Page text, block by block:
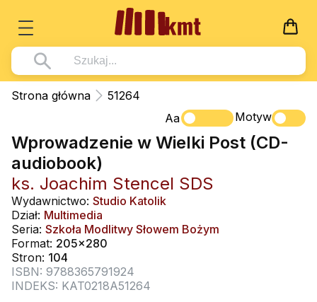
Książki
Wszystko z kategorii - Książki
Pismo Święte
Kościół Katolicki
Duszpasterstwo
Teologia
Życie chrześcijańskie
Duchowość
Literatura piękna
Wszystko z kategorii - Multimedia
DVD
CD-ROM
Muzyka
Rekolekcje i inne na CD
Śpiew i modlitwa
Dla Dzieci
Wszystko z kategorii - Dla Dzieci
Literatura (D)
Płyty, DVD (D)
Podręczniki i pomoce dydaktyczne
Podręczniki
Wszystko z kategorii - Podręczniki
Podręczniki i pomoce dydaktyczne
Zabawa i Nauka
Nowości
Zaloguj się
Strona główna
51264
Aa
Motyw
Wprowadzenie w Wielki Post (CD-
audiobook)
ks. Joachim Stencel SDS
Wydawnictwo: Studio Katolik
Dział: Multimedia
Seria: Szkoła Modlitwy Słowem Bożym
Format: 205x280
Stron: 104
ISBN: 9788365791924
INDEKS: KAT0218A51264